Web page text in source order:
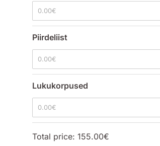
0.00€
Piirdeliist
0.00€
Lukukorpused
0.00€
Total price:155.00€